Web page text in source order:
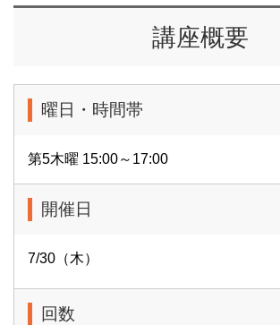
講座概要
曜日・時間帯
第5木曜 15:00～17:00
開催日
7/30（木）
回数